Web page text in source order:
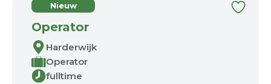
Nieuw
Operator
Harderwijk
Operator
fulltime